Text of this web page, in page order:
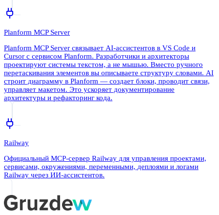
Planform MCP Server
Planform MCP Server связывает AI-ассистентов в VS Code и
Cursor с сервисом Planform. Разработчики и архитекторы
проектируют системы текстом, а не мышью. Вместо ручного
перетаскивания элементов вы описываете структуру словами. AI
строит диаграмму в Planform — создает блоки, проводит связи,
управляет макетом. Это ускоряет документирование
архитектуры и рефакторинг кода.
Railway
Официальный MCP-сервер Railway для управления проектами,
сервисами, окружениями, переменными, деплоями и логами
Railway через ИИ-ассистентов.